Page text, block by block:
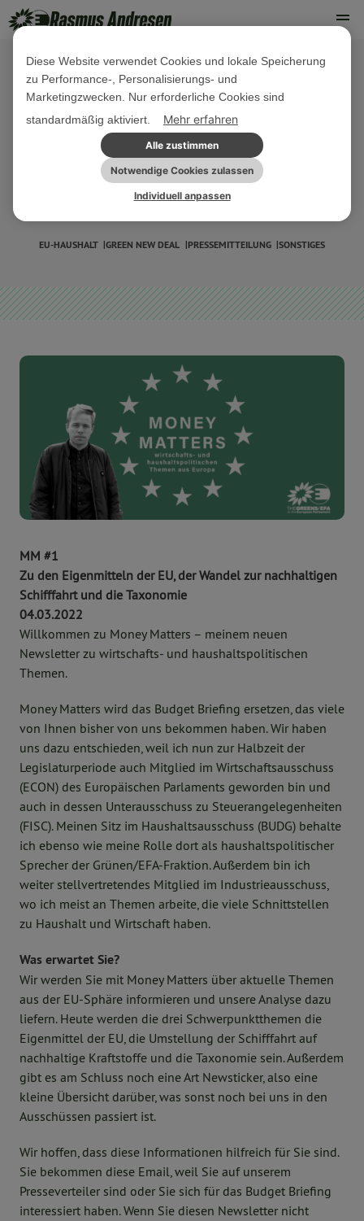
04. FEBRUAR 2022
Money-Matters-Briefing #1:
Eigenmitteln der EU, der Wandel zur
nachhaltigen Schifffahrt und die
Taxonomie
EU-HAUSHALT GREEN NEW DEAL PRESSEMITTEILUNG SONSTIGES
MM #1
Zu den Eigenmitteln der EU, der Wandel zur nachhaltigen
Schifffahrt und die Taxonomie
04.03.2022
Willkommen zu Money Matters – meinem neuen
Newsletter zu wirtschafts- und haushaltspolitischen
Themen.
Money Matters wird das Budget Briefing ersetzen, das viele
von Ihnen bisher von uns bekommen haben. Wir haben
uns dazu entschieden, weil ich nun zur Halbzeit der
Legislaturperiode auch Mitglied im Wirtschaftsausschuss
(ECON) des Europäischen Parlaments geworden bin und
auch in dessen Unterausschuss zu Steuerangelegenheiten
(FISC). Meinen Sitz im Haushaltsausschuss (BUDG) behalte
ich ebenso wie meine Rolle dort als haushaltspolitischer
Sprecher der Grünen/EFA-Fraktion. Außerdem bin ich
weiter stellvertretendes Mitglied im Industrieausschuss,
wo ich meist an Themen arbeite, die viele Schnittstellen
zu Haushalt und Wirtschaft haben.
Was erwartet Sie?
Wir werden Sie mit Money Matters über aktuelle Themen
aus der EU-Sphäre informieren und unsere Analyse dazu
liefern. Heute werden die drei Schwerpunktthemen die
Eigenmittel der EU, die Umstellung der Schifffahrt auf
nachhaltige Kraftstoffe und die Taxonomie sein. Außerdem
gibt es am Schluss noch eine Art Newsticker, also eine
kleine Übersicht darüber, was sonst noch bei uns in den
Ausschüssen passiert ist.
Wir hoffen, dass diese Informationen hilfreich für Sie sind.
Sie bekommen diese Email, weil Sie auf unserem
Presseverteiler sind oder Sie sich für das Budget Briefing
interessiert haben. Wenn Sie diesen Newsletter nicht
Diese Website verwendet Cookies und lokale Speicherung
zu Performance-, Personalisierungs- und
Marketingzwecken. Nur erforderliche Cookies sind
standardmäßig aktiviert.
Mehr erfahren
Alle zustimmen
Notwendige Cookies zulassen
Individuell anpassen